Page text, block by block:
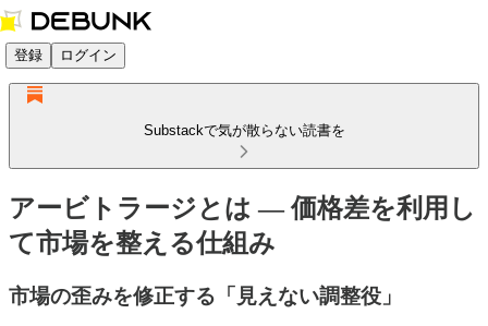
登録 ログイン
Substackで気が散らない読書を
アービトラージとは — 価格差を利用し
て市場を整える仕組み
市場の歪みを修正する「見えない調整役」